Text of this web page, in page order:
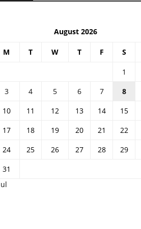
August 2026
M T W T F S
1
3
4 5 6 7 8
10
11 12 13 14 15
17
18 19 20 21 22
24
25 26 27 28 29
31